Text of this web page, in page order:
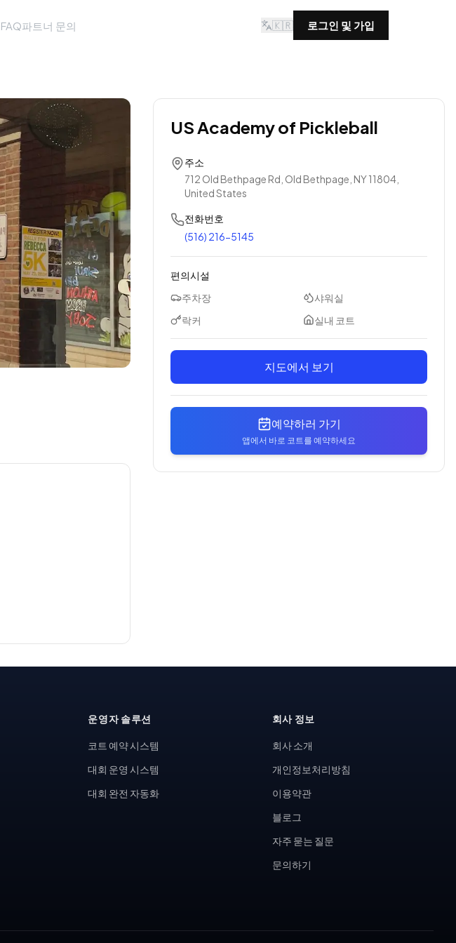
FAQ파트너 문의 🇰🇷 로그인 및 가입
US Academy of Pickleball
주소
712 Old Bethpage Rd, Old Bethpage, NY 11804,
United States
전화번호
(516) 216-5145
편의시설
주차장
샤워실
락커
실내 코트
지도에서 보기
예약하러 가기
앱에서 바로 코트를 예약하세요
운영자 솔루션
코트 예약 시스템
대회 운영 시스템
대회 완전 자동화
회사 정보
회사 소개
개인정보처리방침
이용약관
블로그
자주 묻는 질문
문의하기